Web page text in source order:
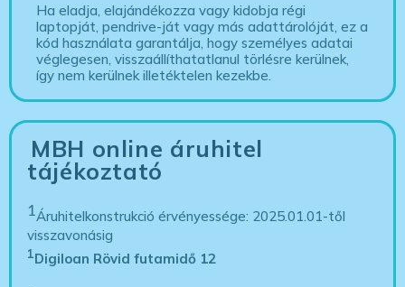
Ha eladja, elajándékozza vagy kidobja régi
laptopját, pendrive-ját vagy más adattárolóját, ez a
kód használata garantálja, hogy személyes adatai
véglegesen, visszaállíthatatlanul törlésre kerülnek,
így nem kerülnek illetéktelen kezekbe.
MBH online áruhitel
tájékoztató
1Áruhitelkonstrukció érvényessége: 2025.01.01-től
visszavonásig
1Digiloan Rövid futamidő 12